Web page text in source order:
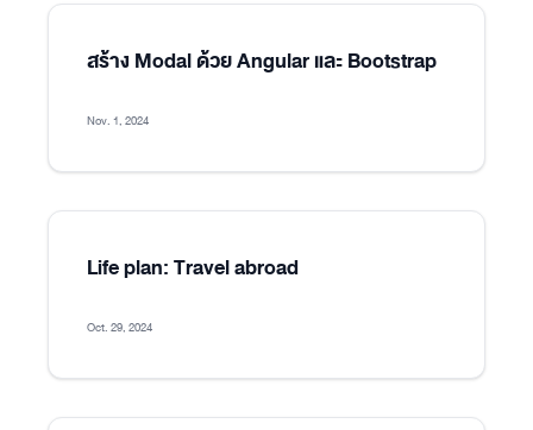
สร้าง Modal ด้วย Angular และ Bootstrap
Nov. 1, 2024
Life plan: Travel abroad
Oct. 29, 2024